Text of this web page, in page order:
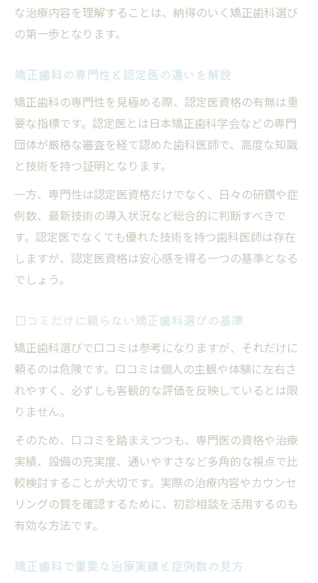
矯正歯科の費用や通院負担を比較する方法
矯正歯科選びで重視したいアフターケア体
矯正歯科の治療実績や症例数の比較基準
矯正歯科の説明の分かりやすさを検討する
矯正歯科の認定医がいるかを確認する重要性
矯正歯科認定医の有無が信頼性に直結する
理由
認定医が在籍する矯正歯科の特徴と強み
矯正歯科で専門医資格の確認方法を把握す
る
矯正歯科認定医と一般歯科の違いを知る
矯正歯科治療中に知っておきたい生活の注意点
矯正歯科治療中に避けるべき生活習慣のポ
イント
矯正歯科治療中でもキスや交際は大丈夫？
矯正歯科治療中の口内トラブル予防法
矯正歯科治療中に不安な噂や俗語への対処
法
安心して通える矯正歯科を見つける方法
矯正歯科の通いやすさと家族の利便性を考
矯正歯科選びで相談しやすい雰囲気を重視
な治療内容を理解することは、納得のいく矯正歯科選び
の第一歩となります。
矯正歯科の専門性と認定医の違いを解説
矯正歯科の専門性を見極める際、認定医資格の有無は重
要な指標です。認定医とは日本矯正歯科学会などの専門
団体が厳格な審査を経て認めた歯科医師で、高度な知識
と技術を持つ証明となります。
一方、専門性は認定医資格だけでなく、日々の研鑽や症
例数、最新技術の導入状況など総合的に判断すべきで
す。認定医でなくても優れた技術を持つ歯科医師は存在
しますが、認定医資格は安心感を得る一つの基準となる
でしょう。
口コミだけに頼らない矯正歯科選びの基準
矯正歯科選びで口コミは参考になりますが、それだけに
頼るのは危険です。口コミは個人の主観や体験に左右さ
れやすく、必ずしも客観的な評価を反映しているとは限
りません。
そのため、口コミを踏まえつつも、専門医の資格や治療
実績、設備の充実度、通いやすさなど多角的な視点で比
較検討することが大切です。実際の治療内容やカウンセ
リングの質を確認するために、初診相談を活用するのも
有効な方法です。
矯正歯科で重要な治療実績と症例数の見方